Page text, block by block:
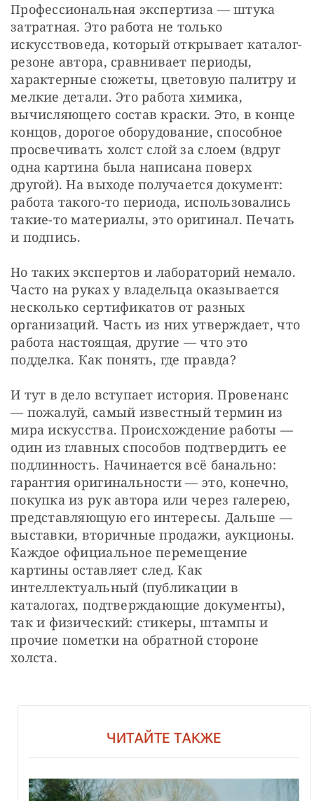
Профессиональная экспертиза — штука
затратная. Это работа не только
искусствоведа, который открывает каталог-
резоне автора, сравнивает периоды,
характерные сюжеты, цветовую палитру и
мелкие детали. Это работа химика,
вычисляющего состав краски. Это, в конце
концов, дорогое оборудование, способное
просвечивать холст слой за слоем (вдруг
одна картина была написана поверх
другой). На выходе получается документ:
работа такого-то периода, использовались
такие-то материалы, это оригинал. Печать
и подпись.
Но таких экспертов и лабораторий немало.
Часто на руках у владельца оказывается
несколько сертификатов от разных
организаций. Часть из них утверждает, что
работа настоящая, другие — что это
подделка. Как понять, где правда?
И тут в дело вступает история. Провенанс
— пожалуй, самый известный термин из
мира искусства. Происхождение работы —
один из главных способов подтвердить ее
подлинность. Начинается всё банально:
гарантия оригинальности — это, конечно,
покупка из рук автора или через галерею,
представляющую его интересы. Дальше —
выставки, вторичные продажи, аукционы.
Каждое официальное перемещение
картины оставляет след. Как
интеллектуальный (публикации в
каталогах, подтверждающие документы),
так и физический: стикеры, штампы и
прочие пометки на обратной стороне
холста.
ЧИТАЙТЕ ТАКЖЕ